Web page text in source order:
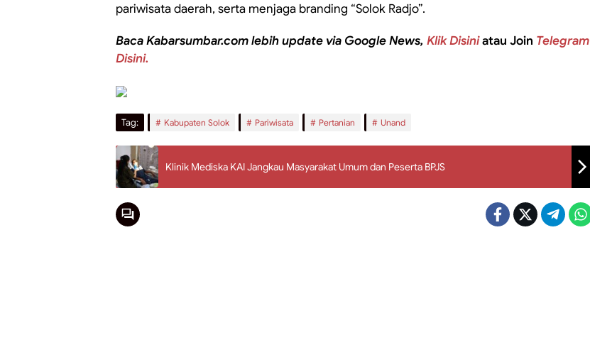
pariwisata daerah, serta menjaga branding “Solok Radjo”.
Baca Kabarsumbar.com lebih update via Google News, Klik Disiniatau Join Telegram
Disini.
Tag: Kabupaten Solok Pariwisata Pertanian Unand
Klinik Mediska KAI Jangkau Masyarakat Umum dan Peserta BPJS